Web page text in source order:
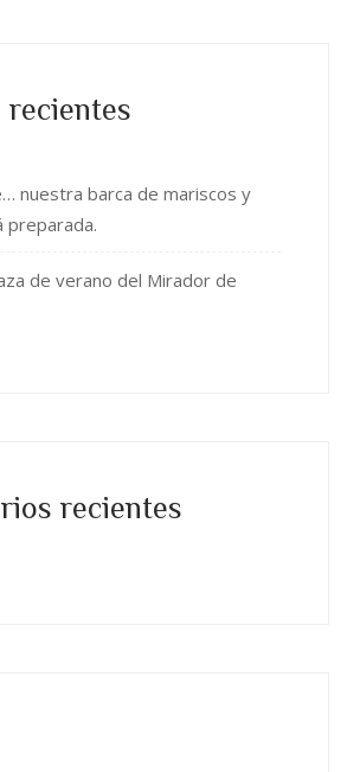
recientes
nuestra barca de mariscos y
preparada.
de verano del Mirador de
recientes